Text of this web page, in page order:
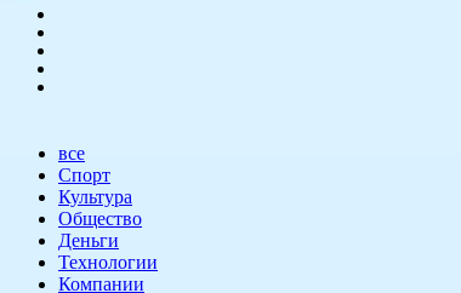
все
Спорт
Культура
Общество
Деньги
Технологии
Компании